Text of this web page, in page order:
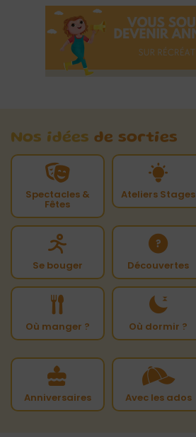
Nos idées de sorties
Spectacles &
Fêtes
Ateliers Stages
Se bouger Découvertes
Où manger ? Où dormir ?
Anniversaires Avec les ados